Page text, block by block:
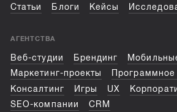
Статьи Блоги Кейсы
АГЕНТСТВА
Веб-студии Брендинг
Маркетинг-проекты
Консалтинг
Игры UX
SEO-компании
CRM